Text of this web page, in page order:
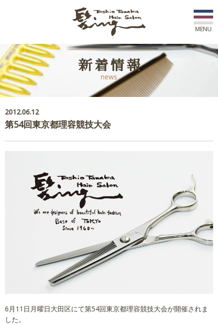
初めての方へ
店舗一覧
コース紹介
会社概要
MENU
新着情報
news
2012.06.12
第54回東京都理容競技大会
6月11日月曜日大田区にて第54回東京都理容競技大会が開催されま
した。